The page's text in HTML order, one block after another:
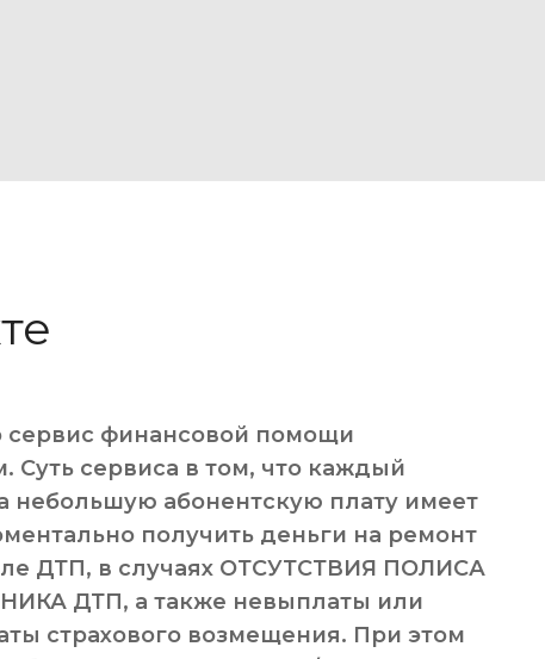
сервис финансовой помощи
Суть сервиса в том, что каждый
небольшую абонентскую плату имеет
получить деньги на ремонт
ДТП, в случаях ОТСУТСТВИЯ ПОЛИСА
ДТП, а также невыплаты или
страхового возмещения. При этом